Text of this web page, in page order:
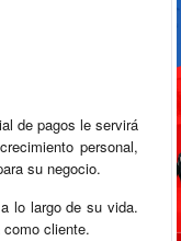
de pagos le servirá
personal,
su negocio.
lo largo de su vida.
como cliente.